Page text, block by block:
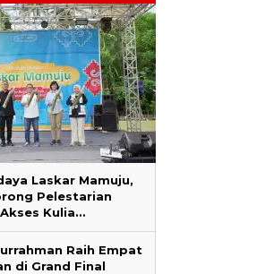
Laskar Mamuju,
Pelestarian
Kulia…
Raih Empat
di Grand Final